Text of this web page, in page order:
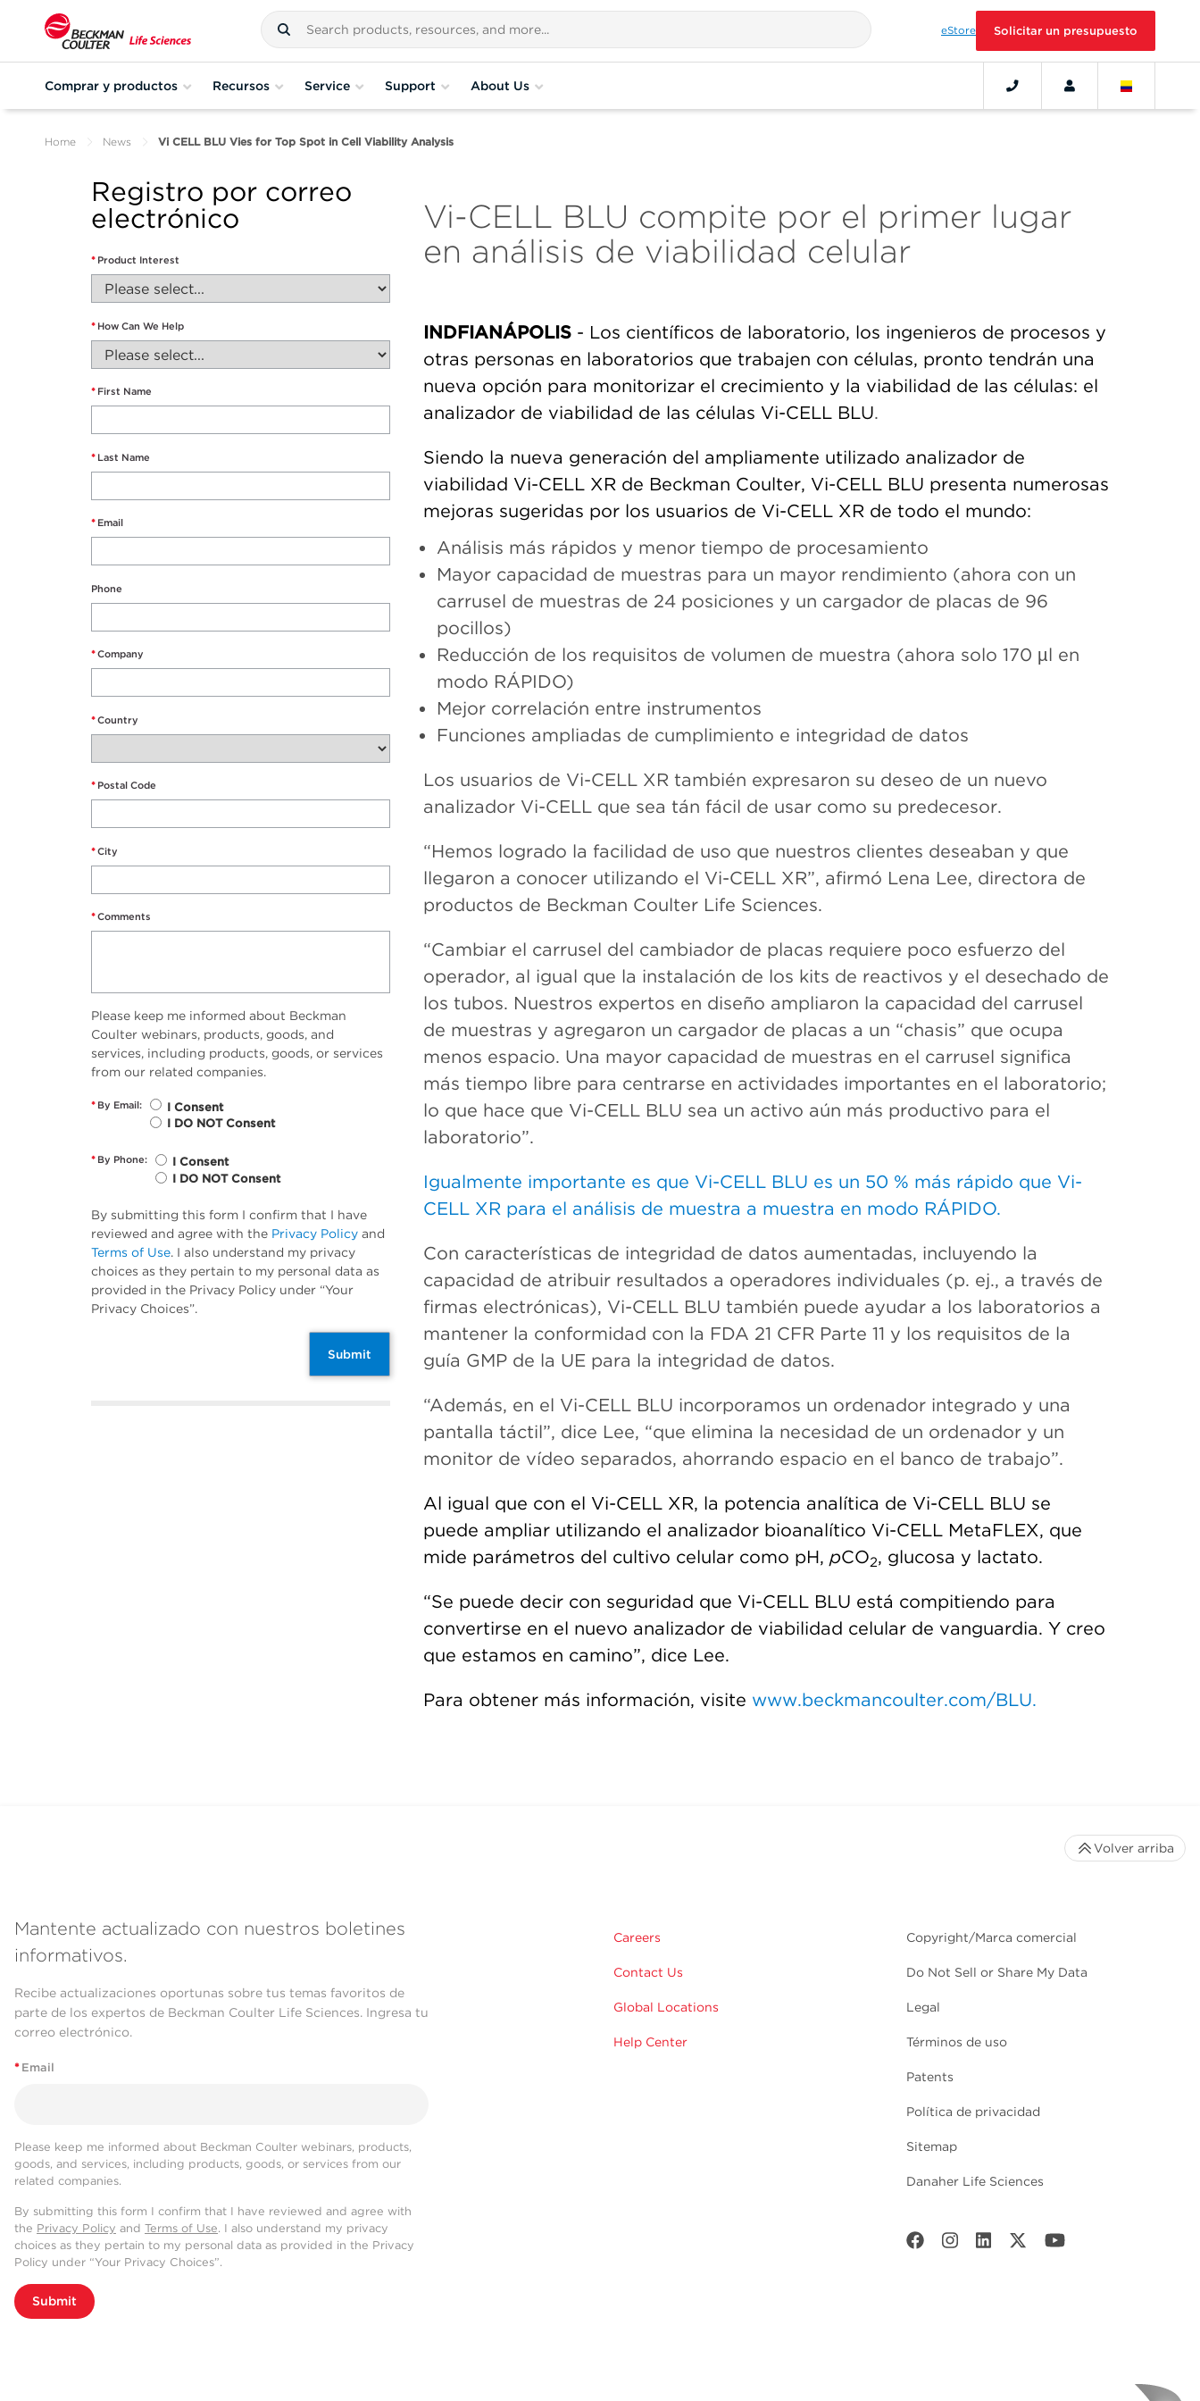
eStore Solicitar un presupuesto
Comprar y productos Recursos Service Support About Us
Home News Vi CELL BLU Vies for Top Spot in Cell Viability Analysis
Registro por correo
electrónico
* Product Interest
* How Can We Help
* First Name
* Last Name
* Email
Phone
*Company
*Country
* Postal Code
*City
*Comments
Please keep me informed about Beckman
Coulter webinars, products, goods, and
services, including products, goods, or services
from our related companies.
* By Email:
I Consent
I DO NOT Consent
* By Phone:
I Consent
I DO NOT Consent
By submitting this form I confirm that I have
reviewed and agree with the Privacy Policy and
Terms of Use. I also understand my privacy
choices as they pertain to my personal data as
provided in the Privacy Policy under “Your
Privacy Choices”.
Submit
Vi-CELL BLU compite por el primer lugar
en análisis de viabilidad celular
INDFIANÁPOLIS- Los científicos de laboratorio, los ingenieros de procesos y
otras personas en laboratorios que trabajen con células, pronto tendrán una
nueva opción para monitorizar el crecimiento y la viabilidad de las células: el
analizador de viabilidad de las células Vi-CELL BLU.
Siendo la nueva generación del ampliamente utilizado analizador de
viabilidad Vi-CELL XR de Beckman Coulter, Vi-CELL BLU presenta numerosas
mejoras sugeridas por los usuarios de Vi-CELL XR de todo el mundo:
Análisis más rápidos y menor tiempo de procesamiento
Mayor capacidad de muestras para un mayor rendimiento (ahora con un
carrusel de muestras de 24 posiciones y un cargador de placas de 96
pocillos)
Reducción de los requisitos de volumen de muestra (ahora solo 170 µl en
modo RÁPIDO)
Mejor correlación entre instrumentos
Funciones ampliadas de cumplimiento e integridad de datos
Los usuarios de Vi-CELL XR también expresaron su deseo de un nuevo
analizador Vi-CELL que sea tán fácil de usar como su predecesor.
“Hemos logrado la facilidad de uso que nuestros clientes deseaban y que
llegaron a conocer utilizando el Vi-CELL XR”, afirmó Lena Lee, directora de
productos de Beckman Coulter Life Sciences.
“Cambiar el carrusel del cambiador de placas requiere poco esfuerzo del
operador, al igual que la instalación de los kits de reactivos y el desechado de
los tubos. Nuestros expertos en diseño ampliaron la capacidad del carrusel
de muestras y agregaron un cargador de placas a un “chasis” que ocupa
menos espacio. Una mayor capacidad de muestras en el carrusel significa
más tiempo libre para centrarse en actividades importantes en el laboratorio;
lo que hace que Vi-CELL BLU sea un activo aún más productivo para el
laboratorio”.
Igualmente importante es que Vi-CELL BLU es un 50 % más rápido que Vi-
CELL XR para el análisis de muestra a muestra en modo RÁPIDO.
Con características de integridad de datos aumentadas, incluyendo la
capacidad de atribuir resultados a operadores individuales (p. ej., a través de
firmas electrónicas), Vi-CELL BLU también puede ayudar a los laboratorios a
mantenerla conformidad con la FDA 21 CFR Parte 11 y los requisitos de la
guía GMP de la UE para la integridad de datos.
“Además, en el Vi-CELL BLU incorporamos un ordenador integrado y una
pantalla táctil”, dice Lee, “que elimina la necesidad de un ordenador y un
monitor de vídeo separados, ahorrando espacio en el banco de trabajo”.
Al igual que con el Vi-CELL XR, la potencia analítica de Vi-CELL BLU se
puede ampliar utilizando el analizador bioanalítico Vi-CELL MetaFLEX, que
mide parámetros del cultivo celular como pH, pCO2, glucosa y lactato.
“Se puede decir con seguridad que Vi-CELL BLU está compitiendo para
convertirse en el nuevo analizador de viabilidad celular de vanguardia. Y creo
que estamos en camino”, dice Lee.
Para obtener más información, visite www.beckmancoulter.com/BLU.
Mantente actualizado con nuestros boletines
informativos.
Recibe actualizaciones oportunas sobre tus temas favoritos de
parte de los expertos de Beckman Coulter Life Sciences. Ingresa tu
correo electrónico.
* Email
Please keep me informed about Beckman Coulter webinars, products,
goods, and services, including products, goods, or services from our
related companies.
By submitting this form I confirm that I have reviewed and agree with
the Privacy Policy and Terms of Use. I also understand my privacy
choices as they pertain to my personal data as provided in the Privacy
Policy under “Your Privacy Choices”.
Submit
Careers
Contact Us
Global Locations
Help Center
Copyright/Marca comercial
Do Not Sell or Share My Data
Legal
Términos de uso
Patents
Política de privacidad
Sitemap
Danaher Life Sciences
Volver arriba